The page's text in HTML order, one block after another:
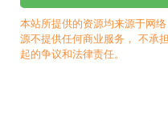
本站所提供的资源均来源于网
源不提供任何商业服务， 不承
起的争议和法律责任。